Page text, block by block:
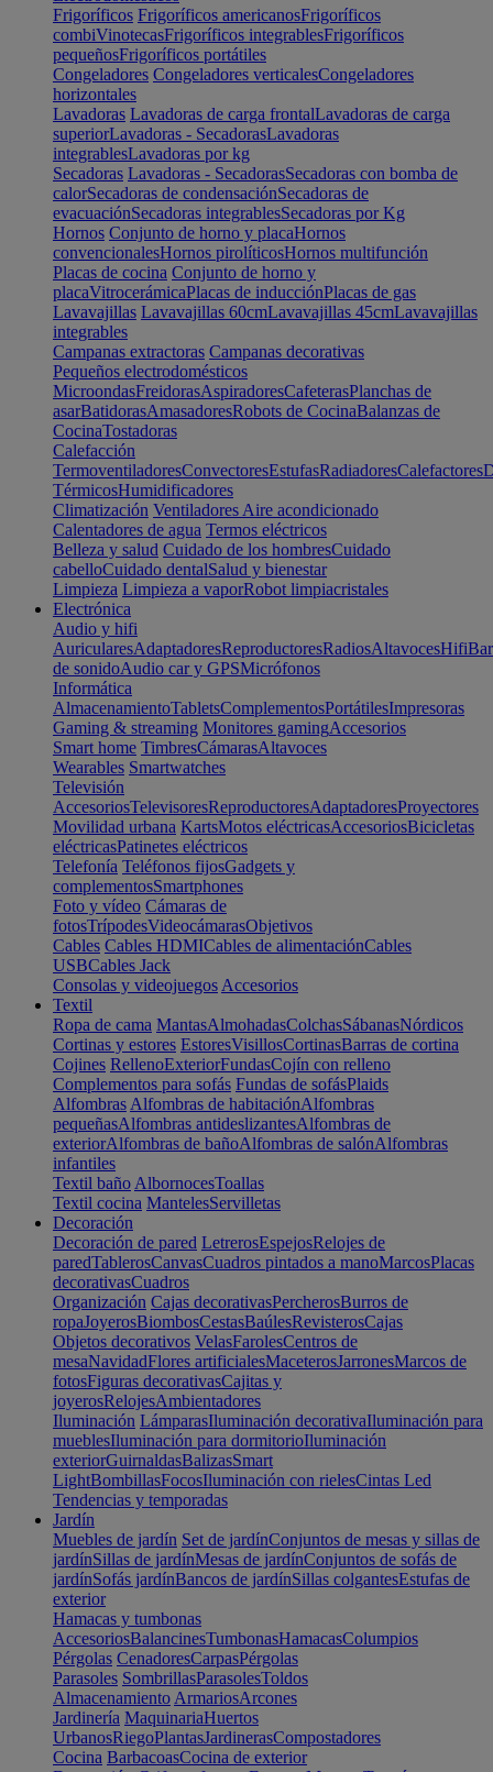
Frigoríficos Frigoríficos americanosFrigoríficos
combiVinotecasFrigoríficos integrablesFrigoríficos
pequeñosFrigoríficos portátiles
Congeladores Congeladores verticalesCongeladores
horizontales
Lavadoras Lavadoras de carga frontalLavadoras de carga
superiorLavadoras - SecadorasLavadoras
integrablesLavadoras por kg
Secadoras Lavadoras - SecadorasSecadoras con bomba de
calorSecadoras de condensaciónSecadoras de
evacuaciónSecadoras integrablesSecadoras por Kg
Hornos Conjunto de horno y placaHornos
convencionalesHornos pirolíticosHornos multifunción
Placas de cocina Conjunto de horno y
placaVitrocerámicaPlacas de inducciónPlacas de gas
Lavavajillas Lavavajillas 60cmLavavajillas 45cmLavavajillas
integrables
Campanas extractoras Campanas decorativas
Pequeños electrodomésticos
MicroondasFreidorasAspiradoresCafeterasPlanchas de
asarBatidorasAmasadoresRobots de CocinaBalanzas de
CocinaTostadoras
Calefacción
TermoventiladoresConvectoresEstufasRadiadoresCalefactores
TérmicosHumidificadores
Climatización Ventiladores Aire acondicionado
Calentadores de agua Termos eléctricos
Belleza y salud Cuidado de los hombresCuidado
cabelloCuidado dentalSalud y bienestar
Limpieza Limpieza a vaporRobot limpiacristales
Electrónica
Audio y hifi
AuricularesAdaptadoresReproductoresRadiosAltavocesHifi
de sonidoAudio car y GPSMicrófonos
Informática
AlmacenamientoTabletsComplementosPortátilesImpresoras
Gaming & streaming Monitores gamingAccesorios
Smart home TimbresCámarasAltavoces
Wearables Smartwatches
Televisión
AccesoriosTelevisoresReproductoresAdaptadoresProyectores
Movilidad urbana KartsMotos eléctricasAccesoriosBicicletas
eléctricasPatinetes eléctricos
Telefonía Teléfonos fijosGadgets y
complementosSmartphones
Foto y vídeo Cámaras de
fotosTrípodesVideocámarasObjetivos
Cables Cables HDMICables de alimentaciónCables
USBCables Jack
Consolas y videojuegos Accesorios
Textil
Ropa de cama MantasAlmohadasColchasSábanasNórdicos
Cortinas y estores EstoresVisillosCortinasBarras de cortina
Cojines RellenoExteriorFundasCojín con relleno
Complementos para sofás Fundas de sofásPlaids
Alfombras Alfombras de habitaciónAlfombras
pequeñasAlfombras antideslizantesAlfombras de
exteriorAlfombras de bañoAlfombras de salónAlfombras
infantiles
Textil baño AlbornocesToallas
Textil cocina MantelesServilletas
Decoración
Decoración de pared LetrerosEspejosRelojes de
paredTablerosCanvasCuadros pintados a manoMarcosPlacas
decorativasCuadros
Organización Cajas decorativasPercherosBurros de
ropaJoyerosBiombosCestasBaúlesRevisterosCajas
Objetos decorativos VelasFarolesCentros de
mesaNavidadFlores artificialesMaceterosJarronesMarcos de
fotosFiguras decorativasCajitas y
joyerosRelojesAmbientadores
Iluminación LámparasIluminación decorativaIluminación para
mueblesIluminación para dormitorioIluminación
exteriorGuirnaldasBalizasSmart
LightBombillasFocosIluminación con rielesCintas Led
Tendencias y temporadas
Jardín
Muebles de jardín Set de jardínConjuntos de mesas y sillas de
jardínSillas de jardínMesas de jardínConjuntos de sofás de
jardínSofás jardínBancos de jardínSillas colgantesEstufas de
exterior
Hamacas y tumbonas
AccesoriosBalancinesTumbonasHamacasColumpios
Pérgolas CenadoresCarpasPérgolas
Parasoles SombrillasParasolesToldos
Almacenamiento ArmariosArcones
Jardinería MaquinariaHuertos
UrbanosRiegoPlantasJardinerasCompostadores
Cocina BarbacoasCocina de exterior